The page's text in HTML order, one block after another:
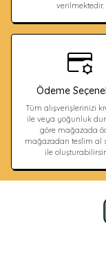
verilmektedir.
Ödeme
Tüm alışverişlerinizi
ile veya yoğunluk
göre mağazada
mağazadan teslim al
ile